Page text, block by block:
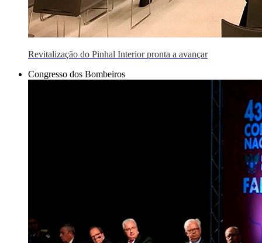
Revitalização do Pinhal Interior pronta a avançar
Congresso dos Bombeiros